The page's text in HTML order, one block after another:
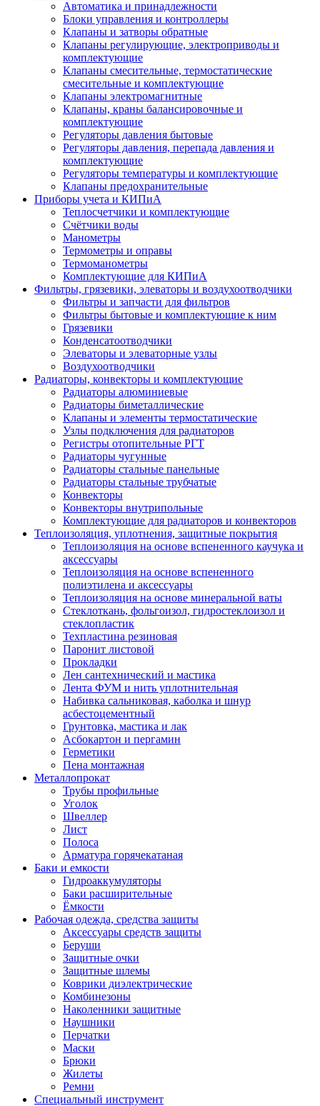
Автоматика и принадлежности
Блоки управления и контроллеры
Клапаны и затворы обратные
Клапаны регулирующие, электроприводы и
комплектующие
Клапаны смесительные, термостатические
смесительные и комплектующие
Клапаны электромагнитные
Клапаны, краны балансировочные и
комплектующие
Регуляторы давления бытовые
Регуляторы давления, перепада давления и
комплектующие
Регуляторы температуры и комплектующие
Клапаны предохранительные
Приборы учета и КИПиА
Теплосчетчики и комплектующие
Счётчики воды
Манометры
Термометры и оправы
Термоманометры
Комплектующие для КИПиА
Фильтры, грязевики, элеваторы и воздухоотводчики
Фильтры и запчасти для фильтров
Фильтры бытовые и комплектующие к ним
Грязевики
Конденсатоотводчики
Элеваторы и элеваторные узлы
Воздухоотводчики
Радиаторы, конвекторы и комплектующие
Радиаторы алюминиевые
Радиаторы биметаллические
Клапаны и элементы термостатические
Узлы подключения для радиаторов
Регистры отопительные РГТ
Радиаторы чугунные
Радиаторы стальные панельные
Радиаторы стальные трубчатые
Конвекторы
Конвекторы внутрипольные
Комплектующие для радиаторов и конвекторов
Теплоизоляция, уплотнения, защитные покрытия
Теплоизоляция на основе вспененного каучука и
аксессуары
Теплоизоляция на основе вспененного
полиэтилена и аксессуары
Теплоизоляция на основе минеральной ваты
Стеклоткань, фольгоизол, гидростеклоизол и
стеклопластик
Техпластина резиновая
Паронит листовой
Прокладки
Лен сантехнический и мастика
Лента ФУМ и нить уплотнительная
Набивка сальниковая, каболка и шнур
асбестоцементный
Грунтовка, мастика и лак
Асбокартон и пергамин
Герметики
Пена монтажная
Металлопрокат
Трубы профильные
Уголок
Швеллер
Лист
Полоса
Арматура горячекатаная
Баки и емкости
Гидроаккумуляторы
Баки расширительные
Ёмкости
Рабочая одежда, средства защиты
Аксессуары средств защиты
Беруши
Защитные очки
Защитные шлемы
Коврики диэлектрические
Комбинезоны
Наколенники защитные
Наушники
Перчатки
Маски
Брюки
Жилеты
Ремни
Специальный инструмент